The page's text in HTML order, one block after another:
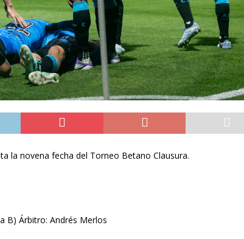
la novena fecha del Torneo Betano Clausura.
B) Árbitro: Andrés Merlos